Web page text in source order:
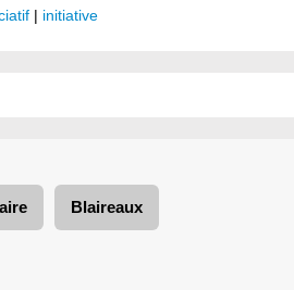
| initiative
Blaireaux